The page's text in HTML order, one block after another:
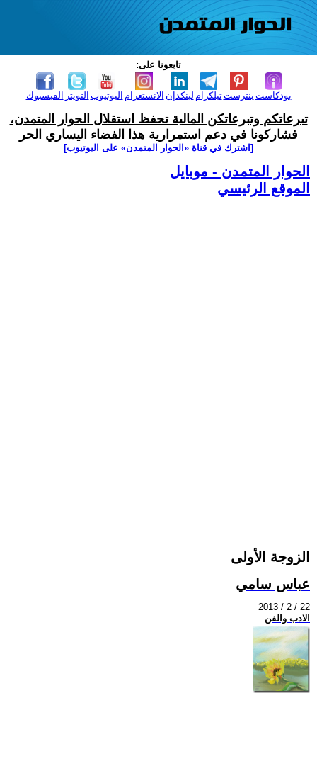
تابعونا على:
الفيسبوك التويتر اليوتيوب الانستغرام لينكدإن تيلكرامبنترست بودكاست
تبرعاتكم وتبرعاتكن المالية تحفظ استقلال الحوار المتمدن،
فشاركونا في دعم استمرارية هذا الفضاء اليساري الحر
[اشترك في قناة ‫«الحوار المتمدن» على اليوتيوب]
الحوار المتمدن - موبايل
الموقع الرئيسي
الزوجة الأولى
عباس سامي
2013 / 2 / 22
الادب والفن